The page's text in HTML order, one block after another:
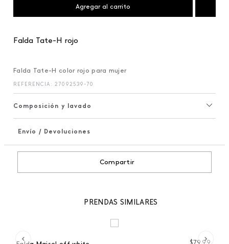
Agregar al carrito
Falda Tate-H rojo
Falda Tate-H color rojo para mujer
REFERENCIA : 27092539-70
Composición y lavado
Envío / Devoluciones
Compartir
PRENDAS SIMILARES
$79 99